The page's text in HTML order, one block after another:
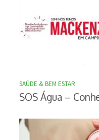
SAÚDE & BEM ESTAR
SOS Água –